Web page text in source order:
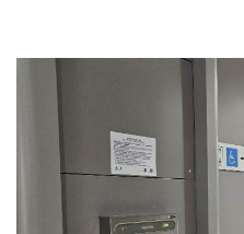
ENGLISH
下載